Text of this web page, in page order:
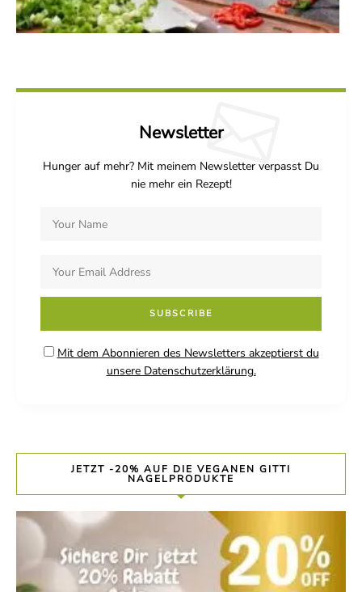
Newsletter
Hunger auf mehr? Mit meinem Newsletter verpasst Du
nie mehr ein Rezept!
Mit dem Abonnieren des Newsletters akzeptierst du
unsere Datenschutzerklärung.
JETZT -20% AUF DIE VEGANEN GITTI
NAGELPRODUKTE